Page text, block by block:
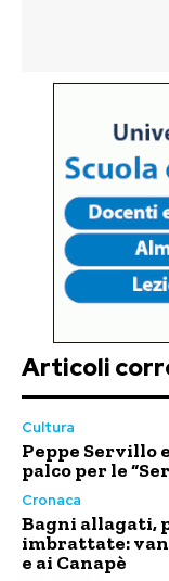
Articoli
Cultura
Peppe Servillo
palco per le
Cronaca
Bagni allagati,
imbrattate:
e ai Canapè